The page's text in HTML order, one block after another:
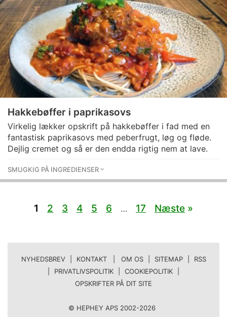
Hakkebøffer i paprikasovs
Virkelig lækker opskrift på hakkebøffer i fad med en
fantastisk paprikasovs med peberfrugt, løg og fløde.
Dejlig cremet og så er den endda rigtig nem at lave.
SMUGKIG PÅ INGREDIENSER
1 2 3 4 5 6 … 17 Næste »
NYHEDSBREV KONTAKT | OM OS SITEMAP
RSS
PRIVATLIVSPOLITIK COOKIEPOLITIK
OPSKRIFTER PÅ DIT SITE
© HEPHEY APS 2002-2026